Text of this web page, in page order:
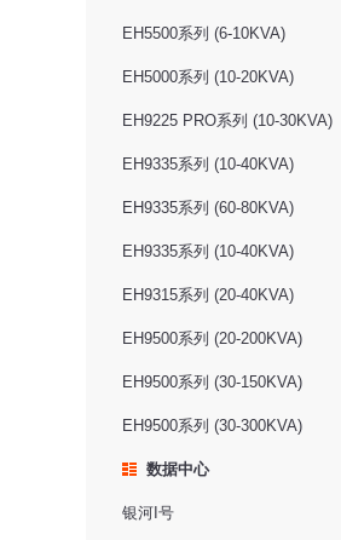
EH5500系列 (6-10KVA)
EH5000系列 (10-20KVA)
EH9225 PRO系列 (10-30KVA)
EH9335系列 (10-40KVA)
EH9335系列 (60-80KVA)
EH9335系列 (10-40KVA)
EH9315系列 (20-40KVA)
EH9500系列 (20-200KVA)
EH9500系列 (30-150KVA)
EH9500系列 (30-300KVA)
数据中心
银河I号